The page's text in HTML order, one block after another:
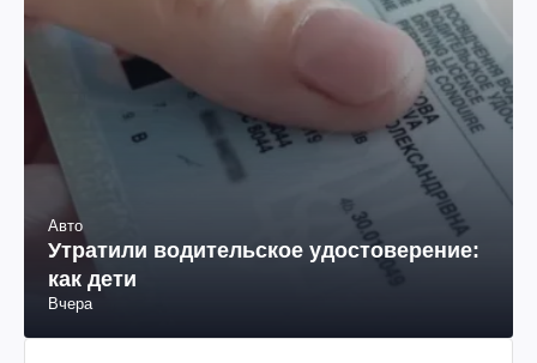
Авто
Утратили водительское удостоверение:
как дети
Вчера